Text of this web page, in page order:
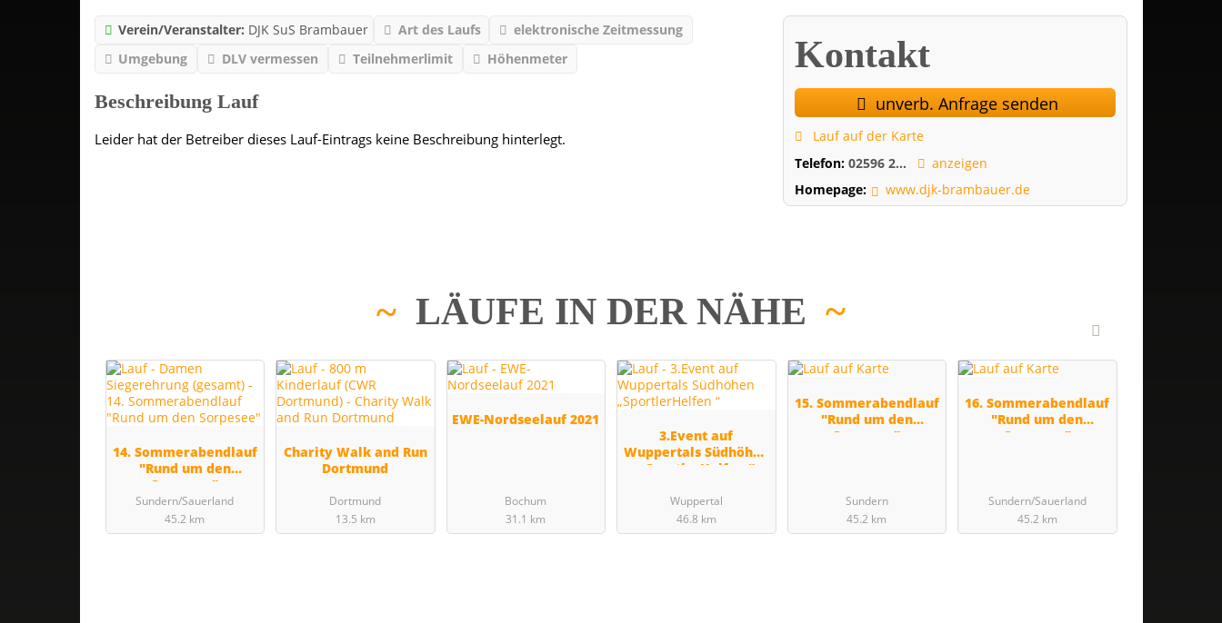
Verein/Veranstalter: DJK SuS Brambauer Art des Laufs
elektronische Zeitmessung
Umgebung
DLV vermessen Teilnehmerlimit Höhenmeter
Beschreibung Lauf
Leider hat der Betreiber dieses Lauf-Eintrags keine Beschreibung hinterlegt.
Kontakt
unverb. Anfrage senden
Lauf auf der Karte
Telefon:02596 2...
anzeigen
Homepage:
www.djk-brambauer.de
LÄUFE IN DER NÄHE
14. Sommerabendlauf
"Rund um den
Sorpesee"
Sundern/Sauerland
45.2 km
Charity Walk and Run
Dortmund
Dortmund
13.5 km
EWE-Nordseelauf 2021
Bochum
31.1 km
3.Event auf
Wuppertals Südhöhen
„SportlerHelfen “
Wuppertal
46.8 km
15. Sommerabendlauf
"Rund um den
Sorpesee"
Sundern
45.2 km
16. Sommerabendlauf
"Rund um den
Sorpesee"
Sundern/Sauerland
45.2 km